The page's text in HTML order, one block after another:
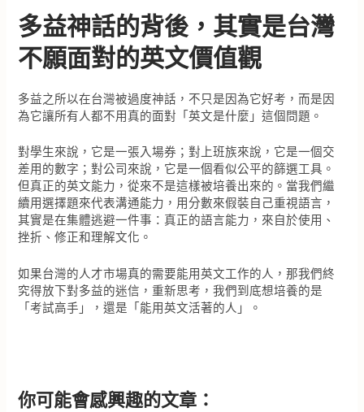
多益神話的背後，其實是台灣
不願面對的英文價值觀
多益之所以在台灣被過度神話，不只是因為它好考，而是因
為它讓所有人都不用真的面對「英文是什麼」這個問題。
對學生來說，它是一張入場券；對上班族來說，它是一個交
差用的數字；對公司來說，它是一個看似公平的篩選工具。
但真正的英文能力，從來不是這樣被培養出來的。當我們繼
續用選擇題來代表溝通能力，用分數來假裝自己重視語言，
其實是在集體逃避一件事：真正的語言能力，來自於使用、
挫折、修正和理解文化。
如果台灣的人才市場真的需要能用英文工作的人，那我們終
究得放下對多益的迷信，重新思考，我們到底想培養的是
「考試高手」，還是「能用英文活著的人」。
你可能會感興趣的文章：